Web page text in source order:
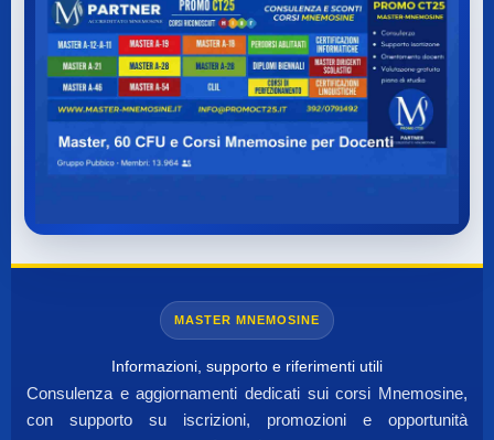
MASTER MNEMOSINE
Informazioni, supporto e riferimenti utili
Consulenza e aggiornamenti dedicati sui corsi Mnemosine,
con supporto su iscrizioni, promozioni e opportunità